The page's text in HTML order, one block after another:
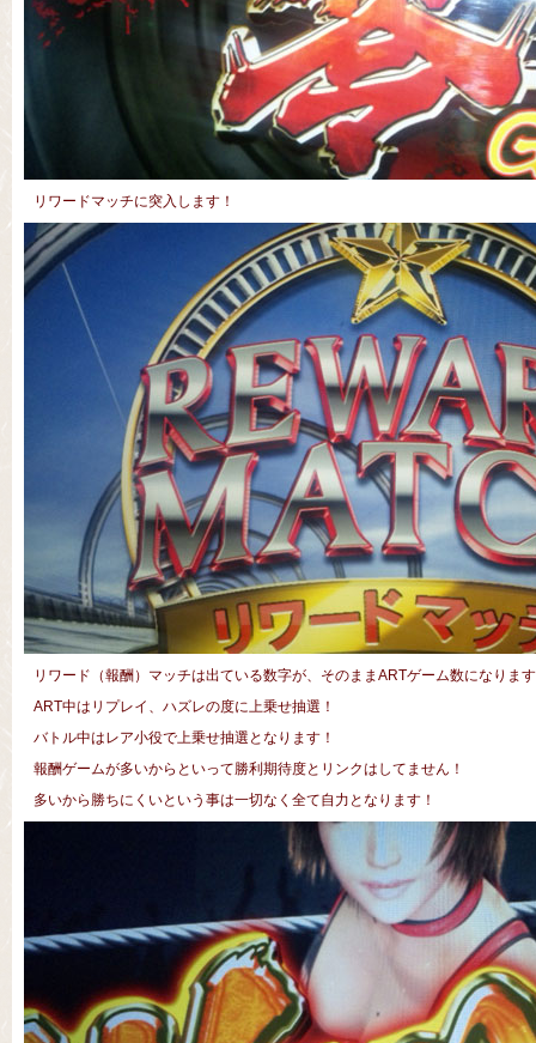
リワードマッチに突入します！
リワード（報酬）マッチは出ている数字が、そのままARTゲーム数になりま
ART中はリプレイ、ハズレの度に上乗せ抽選！
バトル中はレア小役で上乗せ抽選となります！
報酬ゲームが多いからといって勝利期待度とリンクはしてません！
多いから勝ちにくいという事は一切なく全て自力となります！